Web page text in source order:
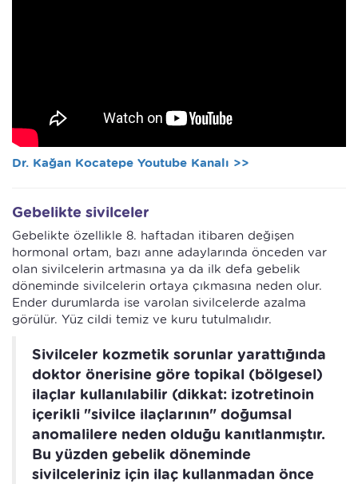
Dr. Kağan Kocatepe Youtube Kanalı >>
Gebelikte sivilceler
Gebelikte özellikle 8. haftadan itibaren değişen
hormonal ortam, bazı anne adaylarında önceden var
olan sivilcelerin artmasına ya da ilk defa gebelik
döneminde sivilcelerin ortaya çıkmasına neden olur.
Ender durumlarda ise varolan sivilcelerde azalma
görülür. Yüz cildi temiz ve kuru tutulmalıdır.
Sivilceler kozmetik sorunlar yarattığında
doktor önerisine göre topikal (bölgesel)
ilaçlar kullanılabilir (dikkat: izotretinoin
içerikli "sivilce ilaçlarının" doğumsal
anomalilere neden olduğu kanıtlanmıştır.
Bu yüzden gebelik döneminde
sivilceleriniz için ilaç kullanmadan önce